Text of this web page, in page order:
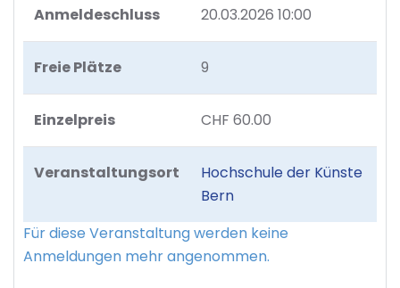
Anmeldeschluss 20.03.2026 10:00
Freie Plätze 9
Einzelpreis CHF 60.00
Veranstaltungsort
Hochschule der Künste
Bern
Für diese Veranstaltung werden keine
Anmeldungen mehr angenommen.